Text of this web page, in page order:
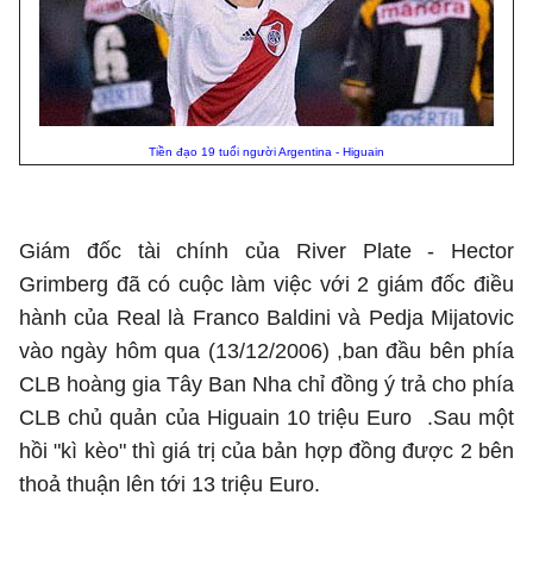
Tiền đạo 19 tuổi người Argentina - Higuain
Giám đốc tài chính của River Plate - Hector
Grimberg đã có cuộc làm việc với 2 giám đốc điều
hành của Real là Franco Baldini và Pedja Mijatovic
vào ngày hôm qua (13/12/2006) ,ban đầu bên phía
CLB hoàng gia Tây Ban Nha chỉ đồng ý trả cho phía
CLB chủ quản của Higuain 10 triệu Euro .Sau một
hồi "kì kèo" thì giá trị của bản hợp đồng được 2 bên
thoả thuận lên tới 13 triệu Euro.